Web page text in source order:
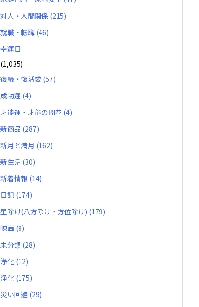
対人・人間関係 (215)
就職・転職 (46)
幸運日
(1,035)
復縁・復活愛 (57)
成功運 (4)
才能運・才能の開花 (4)
新商品 (287)
新月と満月 (162)
新生活 (30)
新着情報 (14)
日記 (174)
星除け(八方除け・方位除け) (179)
映画 (8)
未分類 (28)
浄化 (12)
浄化 (175)
災い回避 (29)